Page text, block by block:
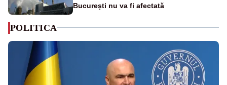
București nu va fi afectată
POLITICA